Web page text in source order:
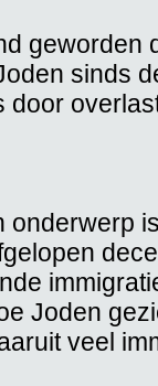
geworden
sinds
door
onderwerp
Joden
veel